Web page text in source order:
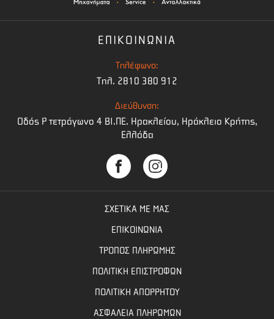
ΕΠΙΚΟΙΝΩΝΙΑ
Τηλέφωνο:
Τηλ. 2810 380 912
Διεύθυνση:
Οδός Ρ τετράγωνο 4 BI.ΠΕ. Ηρακλείου, Ηράκλειο Κρήτης,
Ελλάδα
ΣΧΕΤΙΚΑ ΜΕ ΜΑΣ
ΕΠΙΚΟΙΝΩΝΙΑ
ΤΡΟΠΟΣ ΠΛΗΡΩΜΗΣ
ΠΟΛΙΤΙΚΗ ΕΠΙΣΤΡΟΦΩΝ
ΠΟΛΙΤΙΚΗ ΑΠΟΡΡΗΤΟΥ
ΑΣΦΑΛΕΙΑ ΠΛΗΡΩΜΩΝ